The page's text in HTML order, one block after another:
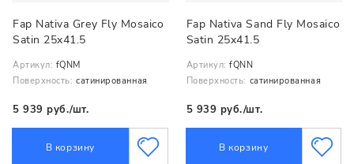
Fap Nativa Grey Fly Mosaico
Satin 25x41.5
Артикул: fQNM
Поверхность: сатинированная
5 939 руб./шт.
В корзину
Fap Nativa Sand Fly Mosaico
Satin 25x41.5
Артикул: fQNN
Поверхность: сатинированная
5 939 руб./шт.
В корзину